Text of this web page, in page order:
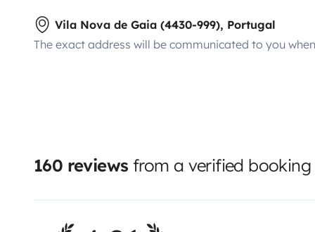
Vila Nova de Gaia (4430-999), Portugal
The exact address will be communicated to you
160 reviews from a verified booking